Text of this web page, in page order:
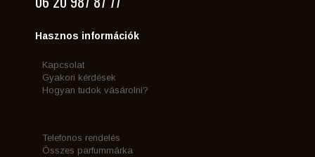
Hasznos információk
Kapcsolat
Gyakori kérdések
Hogyan tudok vásárolni?
Telefonos rendelés
Összes parfummárka